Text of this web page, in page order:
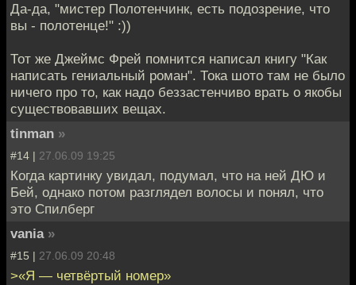
Да-да, "мистер Полотенчинк, есть подозрение, что
вы - полотенце!" :))
Тот же Джеймс Фрей помнится написал книгу "Как
написать гениальный роман". Тока шото там не было
ничего про то, как надо беззастенчиво врать о якобы
существовавших вещах.
tinman »
#14 | 27.06.09 19:25
Когда картинку увидал, подумал, что на ней ДЮ и
Бей, однако потом разглядел волосы и понял, что
это Спилберг
vania »
#15 | 27.06.09 20:48
>«Я — четвёртый номер»